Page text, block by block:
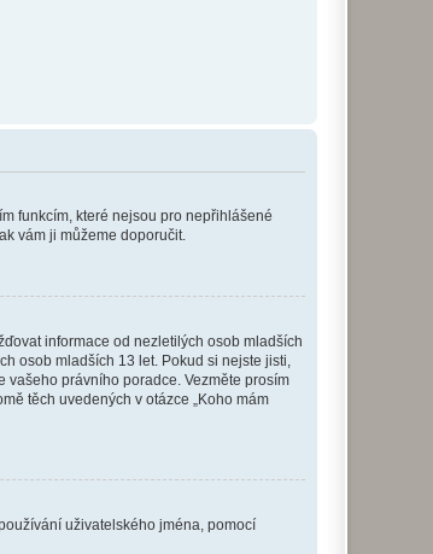
funkcím, které nejsou pro nepřihlášené
vám ji můžeme doporučit.
informace od nezletilých osob mladších
osob mladších 13 let. Pokud si nejste jisti,
vašeho právního poradce. Vezměte prosím
těch uvedených v otázce „Koho mám
uživatelského jména, pomocí